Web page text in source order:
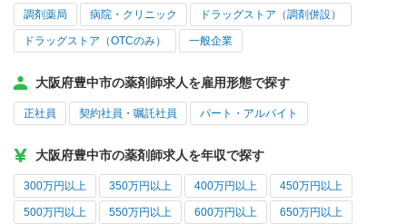
調剤薬局 病院・クリニック ドラッグストア（調剤併設）
ドラッグストア（OTCのみ） 一般企業
大阪府豊中市の薬剤師求人を雇用形態で探す
正社員 契約社員・嘱託社員 パート・アルバイト
大阪府豊中市の薬剤師求人を年収で探す
300万円以上 350万円以上 400万円以上 450万円以上
500万円以上 550万円以上 600万円以上 650万円以上